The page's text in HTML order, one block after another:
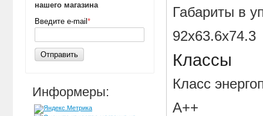
нашего магазина
Введите e-mail *
Отправить
Информеры:
Габариты в
92х63.6х74.3
Классы
Класс
A++